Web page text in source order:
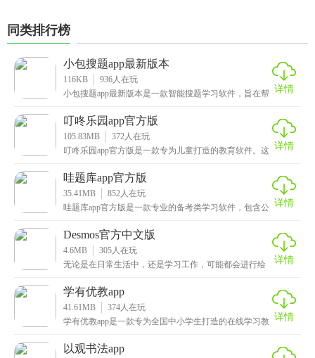
同类排行榜
小包搜题app最新版本
116KB 936 人在玩
小包搜题app最新版本是一款智能搜题学习软件，旨在帮 详情
叮咚乐园app官方版
105.83MB 372 人在玩
叮咚乐园app官方版是一款专为儿童打造的教育软件。这 详情
哇题库app官方版
35.41MB 852 人在玩
哇题库app官方版是一款专业的备考类学习软件，包含公 详情
Desmos官方中文版
4.6MB 305 人在玩
无论是在日常生活中，还是学习工作，可能都会进行绘
详情
学有优教app
41.61MB 374 人在玩
学有优教app是一款专为全国中小学生打造的在线学习教 详情
以观书法app